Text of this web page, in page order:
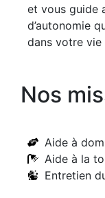
et vous guide
d’autonomie
dans votre
Nos
Aide à
Aide à la
Entretien